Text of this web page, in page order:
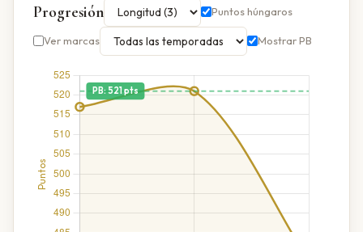
Progresión Puntos húngaros
Ver marcas Mostrar PB